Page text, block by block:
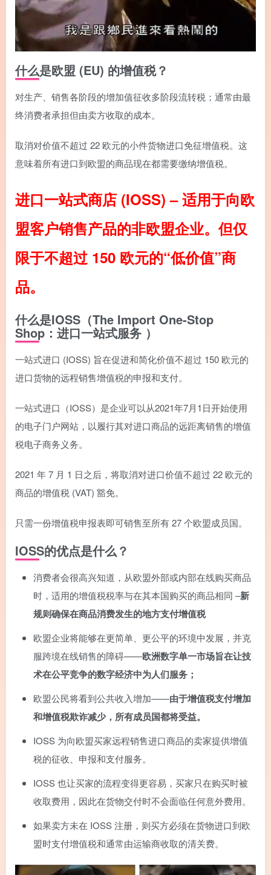
什么是欧盟 (EU) 的增值税？
对生产、销售各阶段的增加值征收多阶段流转税；通常由最
终消费者承担但由卖方收取的成本。
取消对价值不超过 22 欧元的小件货物进口免征增值税。这
意味着所有进口到欧盟的商品现在都需要缴纳增值税。
进口一站式商店 (IOSS) – 适用于向欧
盟客户销售产品的非欧盟企业。但仅
限于不超过 150 欧元的“低价值”商
品。
什么是IOSS（The Import One-Stop
Shop：进口一站式服务 ）
一站式进口 (IOSS) 旨在促进和简化价值不超过 150 欧元的
进口货物的远程销售增值税的申报和支付。
一站式进口（IOSS）是企业可以从2021年7月1日开始使用
的电子门户网站，以履行其对进口商品的远距离销售的增值
税电子商务义务。
2021 年 7 月 1 日之后，将取消对进口价值不超过 22 欧元的
商品的增值税 (VAT) 豁免。
只需一份增值税申报表即可销售至所有 27 个欧盟成员国。
IOSS的优点是什么？
消费者会很高兴知道，从欧盟外部或内部在线购买商品
时，适用的增值税税率与在其本国购买的商品相同 –新
规则确保在商品消费发生的地方支付增值税
欧盟企业将能够在更简单、更公平的环境中发展，并克
服跨境在线销售的障碍——欧洲数字单一市场旨在让技
术在公平竞争的数字经济中为人们服务；
欧盟公民将看到公共收入增加——由于增值税支付增加
和增值税欺诈减少，所有成员国都将受益。
IOSS 为向欧盟买家远程销售进口商品的卖家提供增值
税的征收、申报和支付服务。
IOSS 也让买家的流程变得更容易，买家只在购买时被
收取费用，因此在货物交付时不会面临任何意外费用。
如果卖方未在 IOSS 注册，则买方必须在货物进口到欧
盟时支付增值税和通常由运输商收取的清关费。